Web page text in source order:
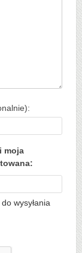
moja
wysyłania